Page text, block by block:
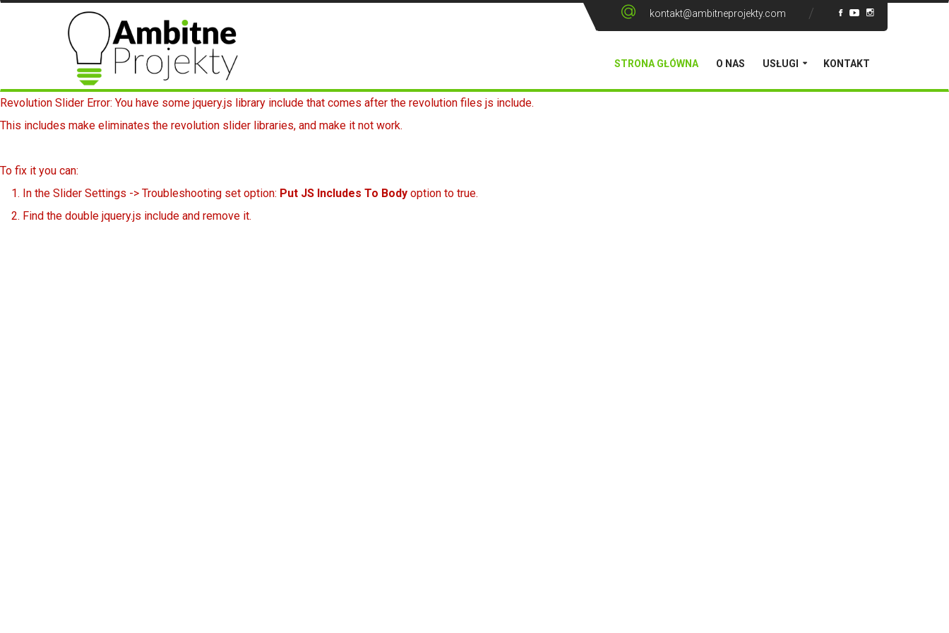
kontakt@ambitneprojekty.com
STRONA GŁÓWNA O NAS USŁUGI KONTAKT
Revolution Slider Error: You have some jquery.js library include that comes after the revolution files js include.
This includes make eliminates the revolution slider libraries, and make it not work.
To fix it you can:
1. In the Slider Settings -> Troubleshooting set option: Put JS Includes To Body option to true.
2. Find the double jquery.js include and remove it.